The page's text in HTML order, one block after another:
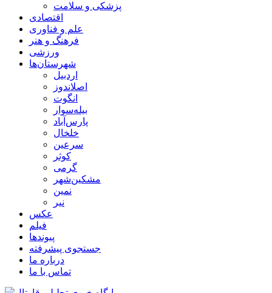
پزشکی و سلامت
اقتصادی
علم و فناوری
فرهنگ و هنر
ورزشی
شهرستان‌ها
اردبیل
اصلاندوز
انگوت
بیله‌سوار
پارس‌آباد
خلخال
سرعین
کوثر
گرمی
مشکین‌شهر
نمین
نیر
عکس
فیلم
پیوندها
جستجوی پیشرفته
درباره ما
تماس با ما